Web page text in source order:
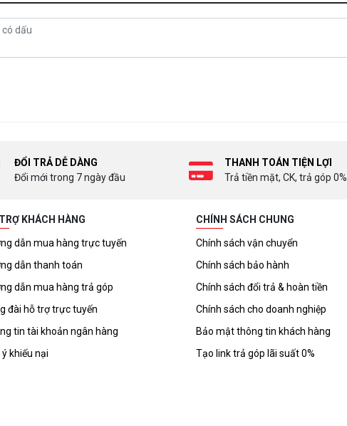
ĐỔI TRẢ DỄ DÀNG
Đổi mới trong 7 ngày đầu
THANH TOÁN TIỆN LỢI
Trả tiền mặt, CK, trả góp 0%
KHÁCH HÀNG
dẫn mua hàng trực tuyến
dẫn thanh toán
dẫn mua hàng trả góp
đài hỗ trợ trực tuyến
tin tài khoản ngân hàng
ý khiếu nại
CHÍNH SÁCH CHUNG
Chính sách vận chuyển
Chính sách bảo hành
Chính sách đổi trả & hoàn tiền
Chính sách cho doanh nghiệp
Bảo mật thông tin khách hàng
Tạo link trả góp lãi suất 0%